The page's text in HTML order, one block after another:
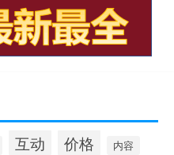
互动 价格 内容